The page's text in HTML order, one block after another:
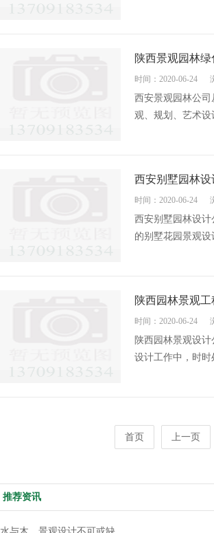
陕西景观园林绿
时间：2020-06-24
西安景观园林公
观、规划、艺术设
西安别墅园林设
时间：2020-06-24
西安别墅园林设
的别墅花园景观设
陕西园林景观工
时间：2020-06-24
陕西园林景观设
设计工作中，时时
首页 上一页
推荐资讯